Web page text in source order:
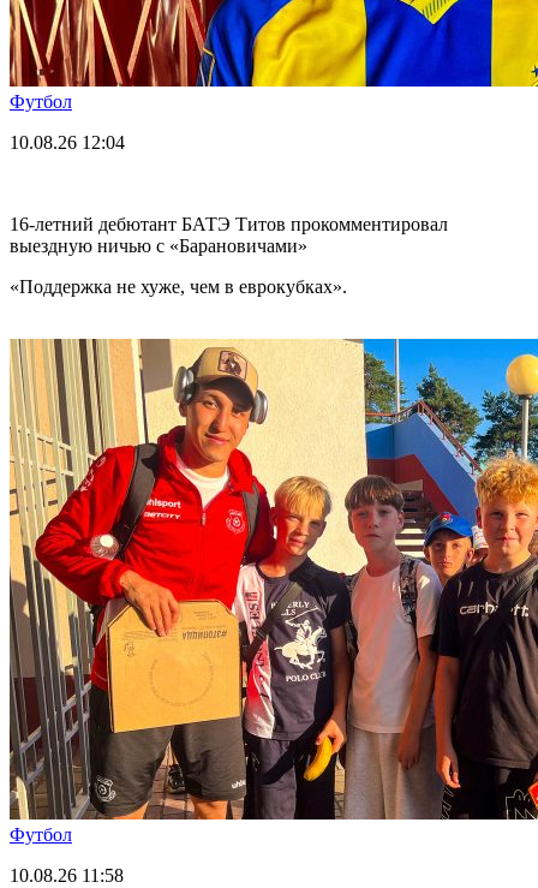
Футбол
10.08.26 12:04
16-летний дебютант БАТЭ Титов прокомментировал
выездную ничью с «Барановичами»
«Поддержка не хуже, чем в еврокубках».
Футбол
10.08.26 11:58